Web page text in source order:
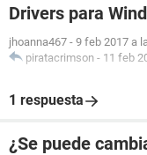
Drivers para
jhoanna467 - 9 feb 2017 a
piratacrimson - 11 feb
1 respuesta
¿Se puede